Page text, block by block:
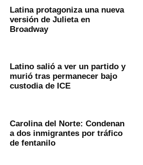
Latina protagoniza una nueva
versión de Julieta en
Broadway
Latino salió a ver un partido y
murió tras permanecer bajo
custodia de ICE
Carolina del Norte: Condenan
a dos inmigrantes por tráfico
de fentanilo